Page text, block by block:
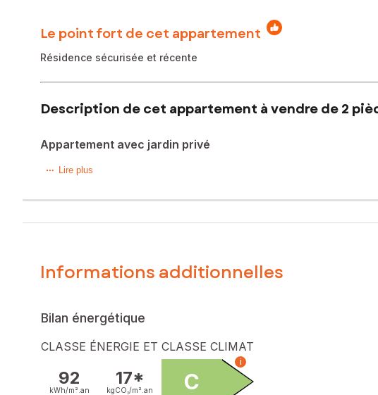
Le point fort de cet appartement
Résidence sécurisée et récente
Description de cet appartement à vendre de 2
Appartement avec jardin privé
Dans la ville d'Athis-Mons, proche tous commerces et transports,
Il comprend une entrée avec placard donnant sur un séjour ouvert sur
Pas de travaux à prévoir.
Le bien comprend 2 lots, et il est situé dans une copropriété de 102
Les informations sur les risques auxquels ce bien est exposé sont
Prix de vente : 185 000 €
Honoraires charge vendeur
Contactez votre conseiller SAFTI : Lucie RENNESSON, Tél. :
Lire plus
Informations additionnelles
Bilan énergétique
CLASSE ÉNERGIE ET CLASSE CLIMAT
92
kWh/m². an
17*
kgCO₂/m². an C
i